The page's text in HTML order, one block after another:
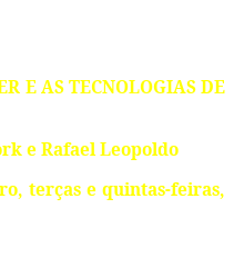
E AS TECNOLOGIAS DE
e Rafael Leopoldo
terças e quintas-feiras,